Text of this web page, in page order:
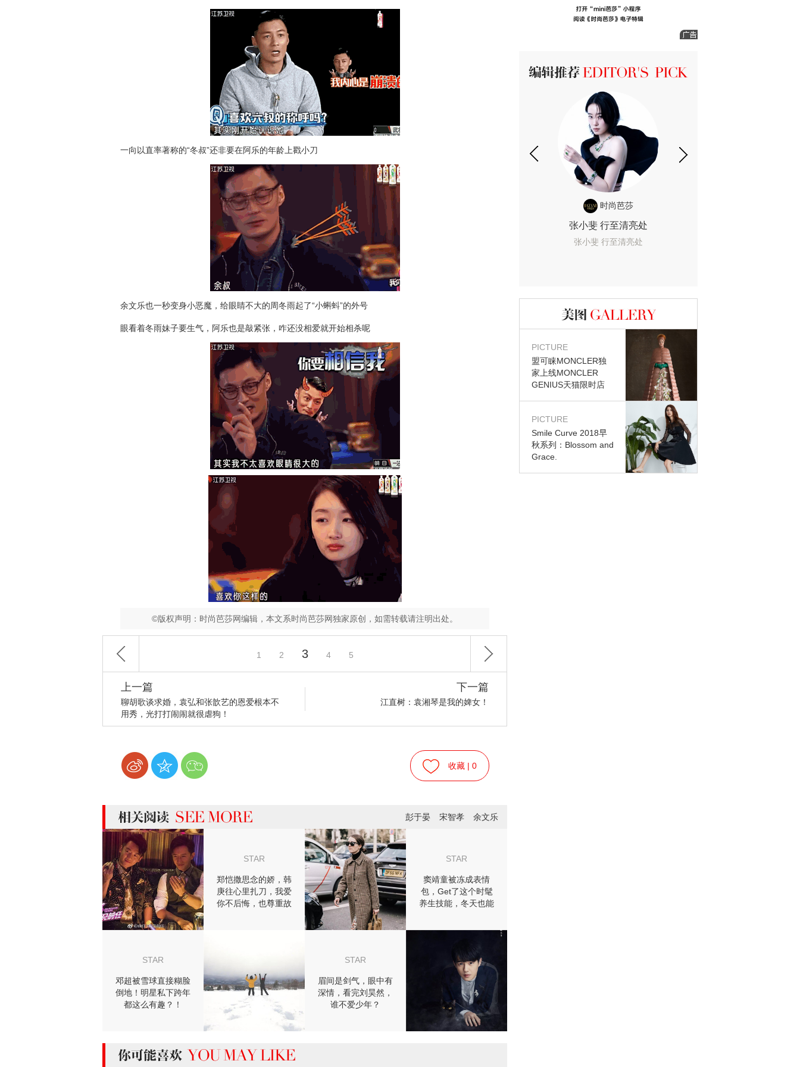
一向以直率著称的“冬叔”还非要在阿乐的年龄上戳小刀
余文乐也一秒变身小恶魔，给眼睛不大的周冬雨起了“小蝌蚪”的外号
眼看着冬雨妹子要生气，阿乐也是敲紧张，咋还没相爱就开始相杀呢
©版权声明：时尚芭莎网编辑，本文系时尚芭莎网独家原创，如需转载请注明出处。
1 2 3 4 5
上一篇
聊胡歌谈求婚，袁弘和张歆艺的恩爱根本不
用秀，光打打闹闹就很虐狗！
下一篇
江直树：袁湘琴是我的婢女！
收藏 | 0
more 相关阅读
彭于晏 宋智孝 余文乐
STAR
郑恺撒思念的娇，韩
庚往心里扎刀，我爱
你不后悔，也尊重故
STAR
窦靖童被冻成表情
包，Get了这个时髦
养生技能，冬天也能
STAR
邓超被雪球直接糊脸
倒地！明星私下跨年
都这么有趣？！
STAR
眉间是剑气，眼中有
深情，看完刘昊然，
谁不爱少年？
时尚芭莎
张小斐 行至清亮处
张小斐 行至清亮处
图库
PICTURE
盟可睐MONCLER独
家上线MONCLER
GENIUS天猫限时店
PICTURE
Smile Curve 2018早
秋系列：Blossom and
Grace.